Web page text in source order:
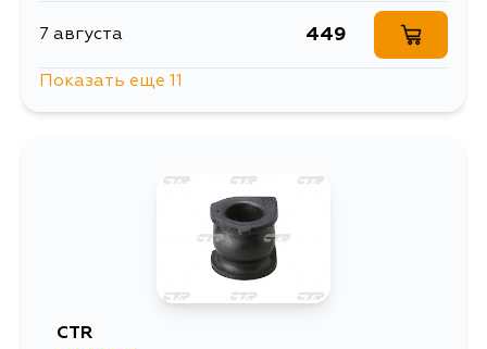
7 августа 449
1315
Показать еще 11
CTR